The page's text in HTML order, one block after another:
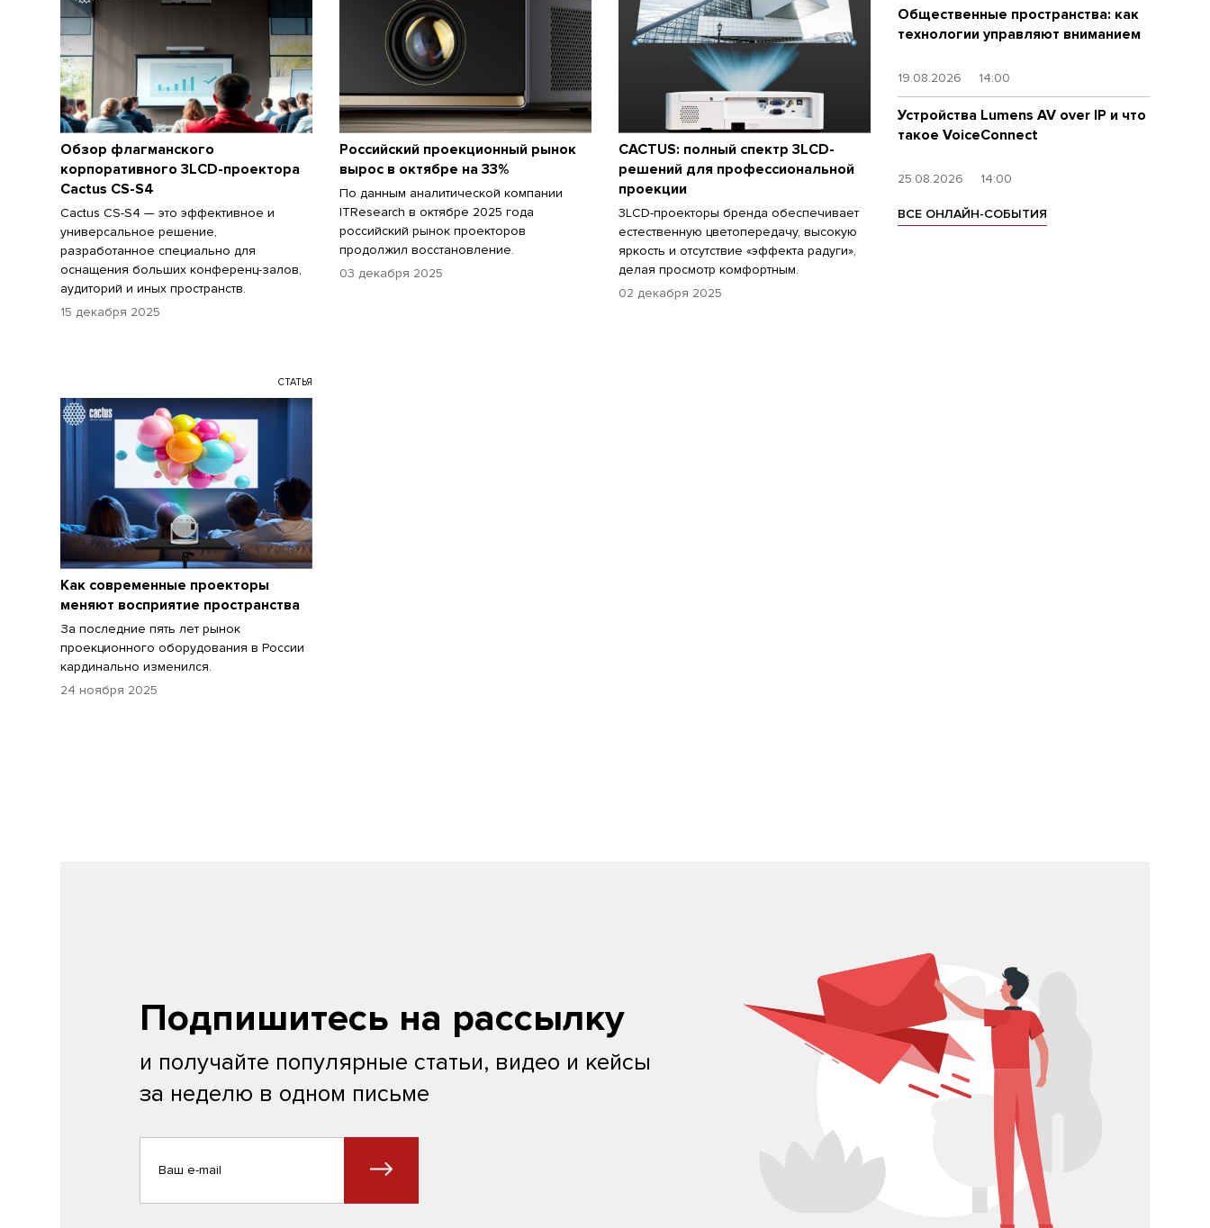
Обзор флагманского
корпоративного 3LCD-проектора
Cactus CS-S4
Cactus CS-S4 — это эффективное и
универсальное решение,
разработанное специально для
оснащения больших конференц-залов,
аудиторий и иных пространств.
15 декабря 2025
Российский проекционный рынок
вырос в октябре на 33%
По данным аналитической компании
ITResearch в октябре 2025 года
российский рынок проекторов
продолжил восстановление.
03 декабря 2025
CACTUS: полный спектр 3LCD-
решений для профессиональной
проекции
3LCD-проекторы бренда обеспечивает
естественную цветопередачу, высокую
яркость и отсутствие «эффекта радуги»,
делая просмотр комфортным.
02 декабря 2025
СТАТЬЯ
Как современные проекторы
меняют восприятие пространства
За последние пять лет рынок
проекционного оборудования в России
кардинально изменился.
24 ноября 2025
Общественные пространства: как
технологии управляют вниманием
19.08.2026 14:00
Устройства Lumens AV over IP и что
такое VoiceConnect
25.08.2026 14:00
ВСЕ ОНЛАЙН-СОБЫТИЯ
Подпишитесь на рассылку
и получайте популярные статьи, видео и кейсы
за неделю в одном письме